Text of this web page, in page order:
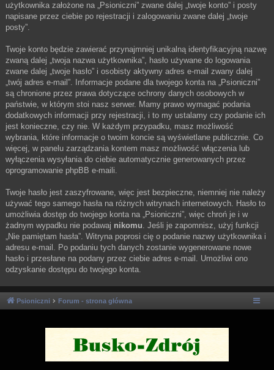
użytkownika założone na „Psioniczni” zwane dalej „twoje konto” i posty
napisane przez ciebie po rejestracji i zalogowaniu zwane dalej „twoje
posty”.
Twoje konto będzie zawierać przynajmniej unikalną identyfikacyjną nazwę
zwaną dalej „twoja nazwa użytkownika”, hasło używane do logowania
zwane dalej „twoje hasło” i osobisty aktywny adres e-mail zwany dalej
„twój adres e-mail”. Informacje podane dla twojego konta na „Psioniczni”
są chronione przez prawa dotyczące ochrony danych osobowych w
państwie, w którym stoi nasz serwer. Mamy prawo wymagać podania
dodatkowych informacji przy rejestracji, i to my ustalamy czy podanie ich
jest konieczne, czy nie. W każdym przypadku, masz możliwość
wybrania, które informacje o twoim koncie są wyświetlane publicznie. Co
więcej, w panelu zarządzania kontem masz możliwość włączenia lub
wyłączenia wysyłania do ciebie automatycznie generowanych przez
oprogramowanie phpBB e-maili.
Twoje hasło jest zaszyfrowane, więc jest bezpieczne, niemniej nie należy
używać tego samego hasła na różnych witrynach internetowych. Hasło to
umożliwia dostęp do twojego konta na „Psioniczni”, więc chroń je i w
żadnym wypadku nie podawaj nikomu. Jeśli je zapomnisz, użyj funkcji
„Nie pamiętam hasła”. Witryna poprosi cię o podanie nazwy użytkownika i
adresu e-mail. Po podaniu tych danych zostanie wygenerowane nowe
hasło i przesłane na podany przez ciebie adres e-mail. Umożliwi ono
odzyskanie dostępu do twojego konta.
Psioniczni Forum - strona główna